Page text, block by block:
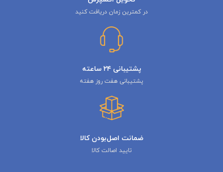
در کمترین زمان دریافت کنید
پشتیبانی ۲۴ ساعته
پشتیبانی هفت روز هفته
ضمانت اصل‌بودن کالا
تایید اصالت کالا